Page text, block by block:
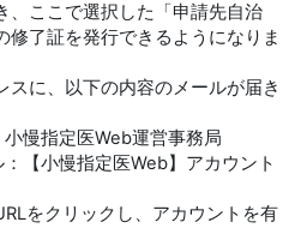
、ここで選択した「申請先自治
修了証を発行できるようになりま
スに、以下の内容のメールが届き
慢指定医Web運営事務局
【小慢指定医Web】アカウント
をクリックし、アカウントを有